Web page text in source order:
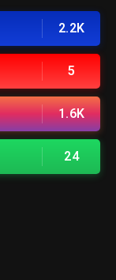
2.2K
5
1.6K
24